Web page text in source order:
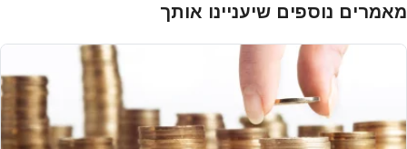
מאמרים נוספים שיעניינו אותך